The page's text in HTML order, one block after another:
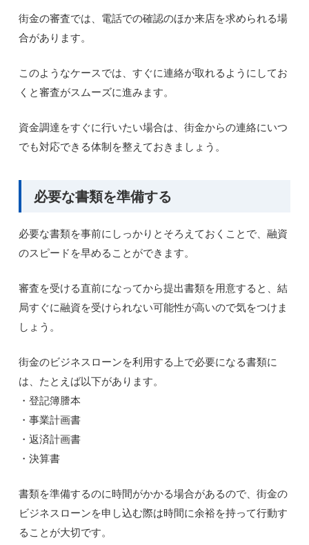
街金の審査では、電話での確認のほか来店を求められる場
合があります。
このようなケースでは、すぐに連絡が取れるようにしてお
くと審査がスムーズに進みます。
資金調達をすぐに行いたい場合は、街金からの連絡にいつ
でも対応できる体制を整えておきましょう。
必要な書類を準備する
必要な書類を事前にしっかりとそろえておくことで、融資
のスピードを早めることができます。
審査を受ける直前になってから提出書類を用意すると、結
局すぐに融資を受けられない可能性が高いので気をつけま
しょう。
街金のビジネスローンを利用する上で必要になる書類に
は、たとえば以下があります。
・登記簿謄本
・事業計画書
・返済計画書
・決算書
書類を準備するのに時間がかかる場合があるので、街金の
ビジネスローンを申し込む際は時間に余裕を持って行動す
ることが大切です。